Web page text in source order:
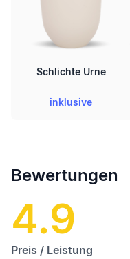
Schlichte Urne
inklusive
Bewertungen
4.9
Preis / Leistung